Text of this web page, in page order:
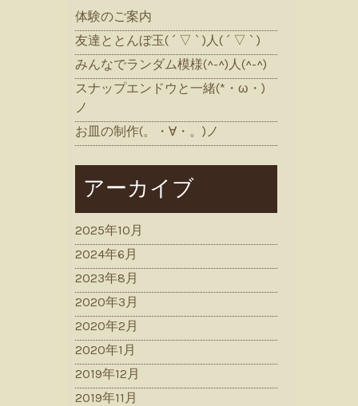
体験のご案内
友達ととんぼ玉( ´ ▽ ` )人( ´ ▽ ` )
みんなでランダム模様(^-^)人(^-^)
スナップエンドウと一緒(*・ω・)
ノ
お皿の制作(。・∀・。)ノ
アーカイブ
2025年10月
2024年6月
2023年8月
2020年3月
2020年2月
2020年1月
2019年12月
2019年11月